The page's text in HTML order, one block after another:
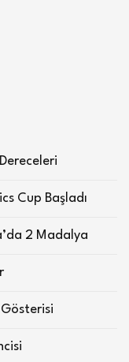
Cup Başladı
2 Madalya